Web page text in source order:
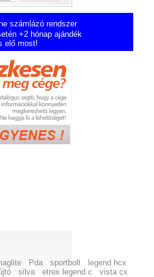
számlázó rendszer
+2 hónap ajándék
elő most!
Pda sportbolt
legend hcx
silva etrex legend c
vista cx